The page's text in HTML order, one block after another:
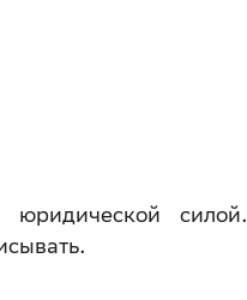
юридической